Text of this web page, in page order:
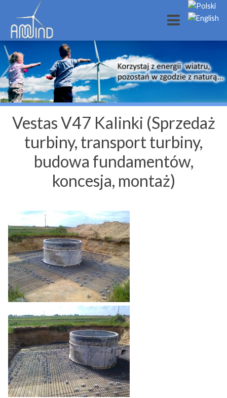
Vestas V47 Kalinki (Sprzedaż
turbiny, transport turbiny,
budowa fundamentów,
koncesja, montaż)